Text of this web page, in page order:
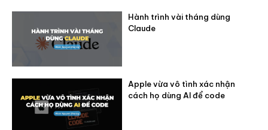
Hành trình vài tháng dùng
Claude
Apple vừa vô tình xác nhận
cách họ dùng AI để code